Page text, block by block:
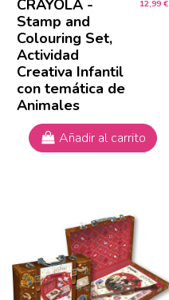
CRAYOLA -
Stamp and
Colouring Set,
Actividad
Creativa Infantil
con temática de
Animales
12,99 €
Añadir al carrito